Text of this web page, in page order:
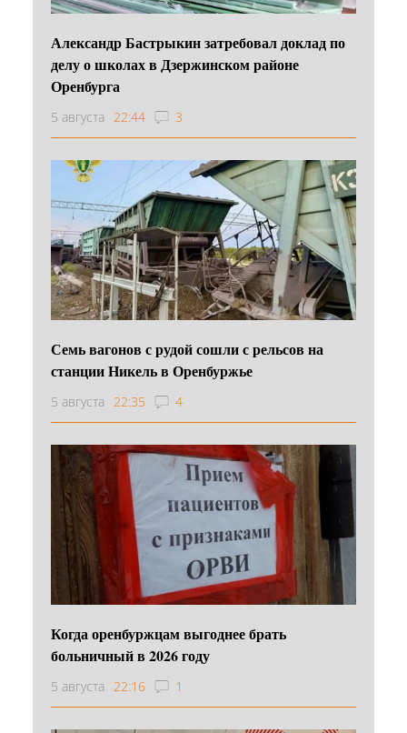
Александр Бастрыкин затребовал доклад по
делу о школах в Дзержинском районе
Оренбурга
5 августа 22:44 3
Семь вагонов с рудой сошли с рельсов на
станции Никель в Оренбуржье
5 августа 22:35 4
Когда оренбуржцам выгоднее брать
больничный в 2026 году
5 августа 22:16 1